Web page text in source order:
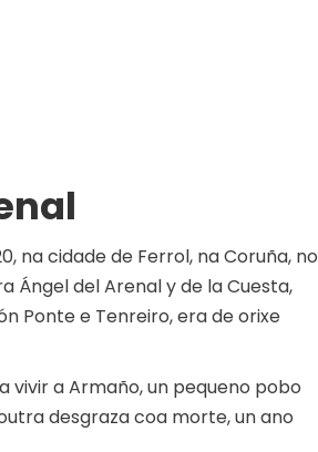
na cidade de Ferrol, na Coruña, no
Ángel del Arenal y de la Cuesta,
Ponte e Tenreiro, era de orixe
vivir a Armaño, un pequeno pobo
desgraza coa morte, un ano